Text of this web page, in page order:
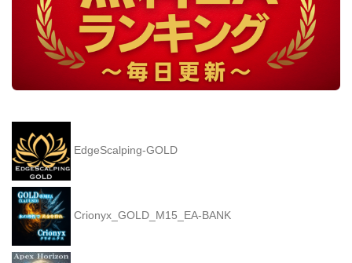
EdgeScalping-GOLD
Crionyx_GOLD_M15_EA-BANK